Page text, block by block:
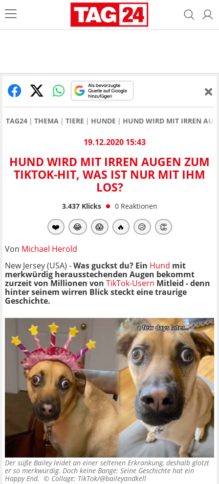
TAG24 THEMA TIERE HUNDE HUND WIRD MIT IRREN
19.12.2020 15:43
HUND WIRD MIT IRREN AUGEN ZUM
TIKTOK-HIT, WAS IST NUR MIT IHM
LOS?
3.437Klicks 0 Reaktionen
❤️ 😂 😱 🔥 😥 👏
Von Michael Herold
New Jersey (USA) -Was guckst du? Ein Hund mit
merkwürdig herausstechenden Augen bekommt
zurzeit von Millionen von TikTok-Usern Mitleid - denn
hinter seinem wirren Blick steckt eine traurige
Geschichte.
Der süße Bailey leidet an einer seltenen Erkrankung, deshalb glotzt
er so merkwürdig. Doch keine Bange: Seine Geschichte hat ein
Happy End. © Collage: TikTok/@baileyandkell